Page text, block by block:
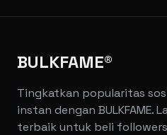
BULKFAME®
Tingkatkan popularitas
instan dengan BULKFAME.
terbaik untuk beli